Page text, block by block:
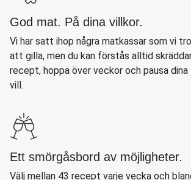
God mat. På dina villkor.
Vi har satt ihop några matkassar som vi
att gilla, men du kan förstås alltid
recept, hoppa över veckor och pausa dina
vill.
Ett smörgåsbord av möjligheter.
Välj mellan 43 recept varje vecka och